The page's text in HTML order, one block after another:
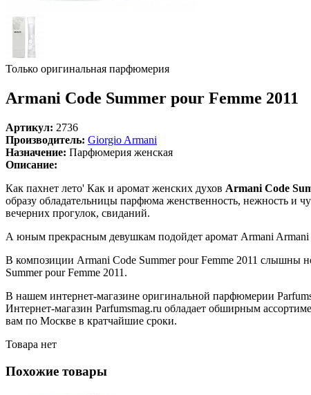
Только оригинальная парфюмерия
Armani Code Summer pour Femme 2011
Артикул: 2736
Производитель: Giorgio Armani
Назначение: Парфюмерия женская
Описание:
Как пахнет лето' Как и аромат женских духов Armani Code
образу обладательницы парфюма женственность, нежность и
вечерних прогулок, свиданий.
А юным прекрасным девушкам подойдет аромат Armani Armani
В композиции Armani Code Summer pour Femme 2011 слышны
Summer pour Femme 2011.
В нашем интернет-магазине оригинальной парфюмерии
Интернет-магазин Parfumsmag.ru обладает обширным
вам по Москве в кратчайшие сроки.
Товара нет
Похожие товары